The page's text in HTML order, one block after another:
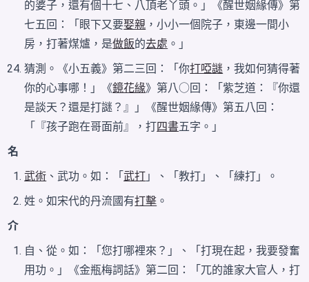
的婆子，還有個十七、八頂老丫頭。」《醒世姻緣傳》第
七五回：「眼下又要娶親 ，小小一個院子，東邊一間小
房，打著煤爐，是做飯的去處 。」
猜測。《小五義》第二三回：「你打啞謎 ，我如何猜得著
你的心事哪！」《鏡花緣》第八○回：「紫芝道：『你還
是談天？還是打謎？』」《醒世姻緣傳》第五八回：
「『孩子跑在哥面前』，打四書五字。」
名
武術 、武功。如：「武打 」、「教打」、「練打」。
姓。如宋代的丹流國有打擊 。
介
自、從。如：「您打哪裡來？」、「打現在起，我要發奮
用功。」《金瓶梅詞話》第二回：「兀的誰家大官人，打